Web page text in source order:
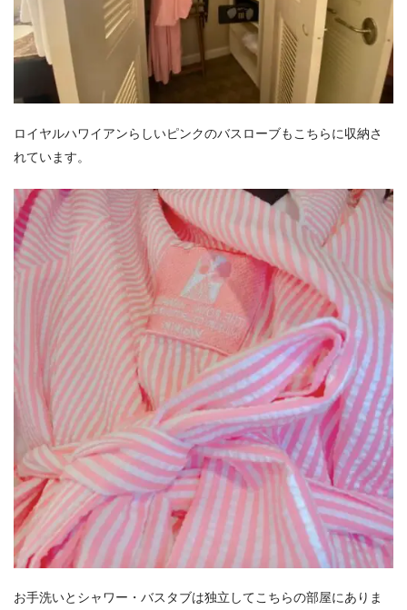
ロイヤルハワイアンらしいピンクのバスローブもこちらに収納さ
れています。
お手洗いとシャワー・バスタブは独立してこちらの部屋にありま